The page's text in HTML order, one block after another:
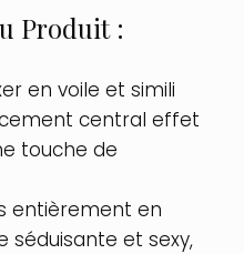
Produit :
en voile et simili
central effet
touche de
entièrement en
séduisante et sexy,